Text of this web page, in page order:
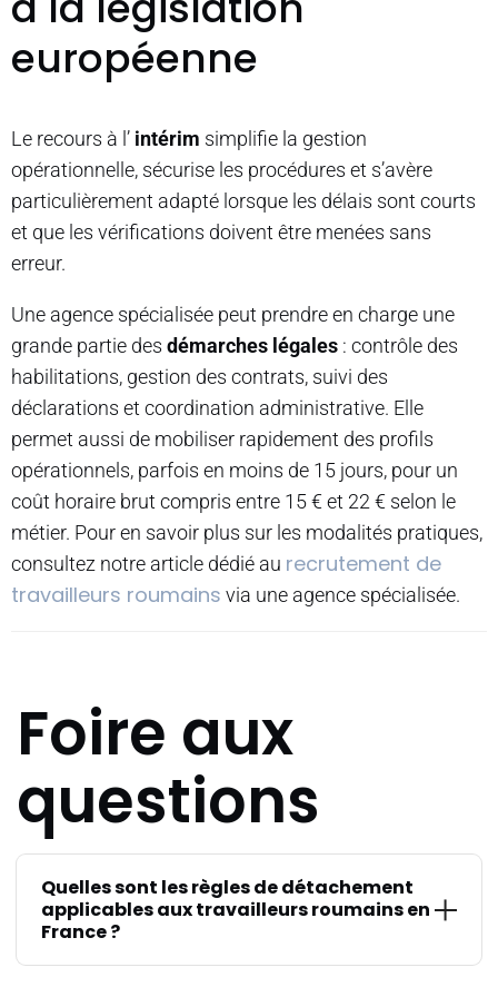
européenne
Le recours à l’ intérim simplifie la gestion
opérationnelle, sécurise les procédures et s’avère
particulièrement adapté lorsque les délais sont courts
et que les vérifications doivent être menées sans
erreur.
Une agence spécialisée peut prendre en charge une
grande partie des démarches légales : contrôle des
habilitations, gestion des contrats, suivi des
déclarations et coordination administrative. Elle
permet aussi de mobiliser rapidement des profils
opérationnels, parfois en moins de 15 jours, pour un
coût horaire brut compris entre 15 € et 22 € selon le
métier. Pour en savoir plus sur les modalités pratiques,
consultez notre article dédié au recrutement de
travailleurs roumains via une agence spécialisée.
Foire aux
questions
Quelles sont les règles de détachement
applicables aux travailleurs roumains en
France ?